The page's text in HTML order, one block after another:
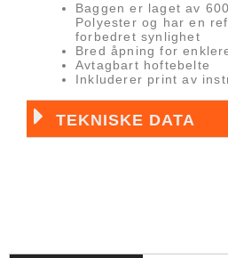
Baggen er laget av
Polyester og har en
forbedret synlighet
Bred åpning for
Avtagbart hoftebelte
Inkluderer print av
TEKNISKE DATA